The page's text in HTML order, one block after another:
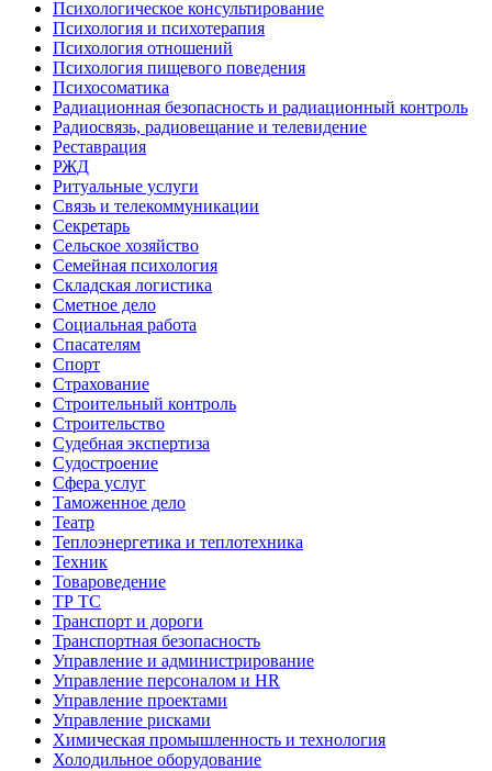
Психологическое консультирование
Психология и психотерапия
Психология отношений
Психология пищевого поведения
Психосоматика
Радиационная безопасность и радиационный контроль
Радиосвязь, радиовещание и телевидение
Реставрация
РЖД
Ритуальные услуги
Связь и телекоммуникации
Секретарь
Сельское хозяйство
Семейная психология
Складская логистика
Сметное дело
Социальная работа
Спасателям
Спорт
Страхование
Строительный контроль
Строительство
Судебная экспертиза
Судостроение
Сфера услуг
Таможенное дело
Театр
Теплоэнергетика и теплотехника
Техник
Товароведение
ТР ТС
Транспорт и дороги
Транспортная безопасность
Управление и администрирование
Управление персоналом и HR
Управление проектами
Управление рисками
Химическая промышленность и технология
Холодильное оборудование